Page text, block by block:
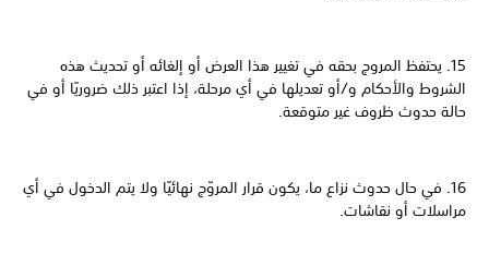
15. يحتفظ المروج بحقه في تغيير هذا العرض أو إلغائه أو تحديث هذه
الشروط والأحكام و/أو تعديلها في أي مرحلة، إذا اعتبر ذلك ضروريًا أو في
حالة حدوث ظروف غير متوقعة.
16. في حال حدوث نزاع ما، يكون قرار المروّج نهائيًا ولا يتم الدخول في أي
مراسلات أو نقاشات.